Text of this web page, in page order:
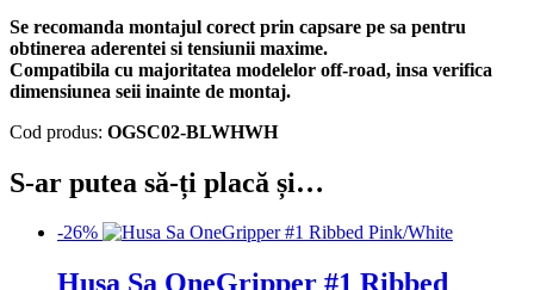
Se recomanda montajul corect prin capsare pe sa pentru
obtinerea aderentei si tensiunii maxime.
Compatibila cu majoritatea modelelor off-road, insa verifica
dimensiunea seii inainte de montaj.
Cod produs: OGSC02-BLWHWH
S-ar putea să-ți placă și…
-26%
Husa Sa OneGripper #1 Ribbed